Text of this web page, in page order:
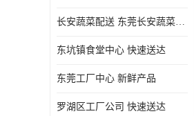
长安蔬菜配送 东莞长安蔬菜配送哪家好
东坑镇食堂中心 快速送达
东莞工厂中心 新鲜产品
罗湖区工厂公司 快速送达